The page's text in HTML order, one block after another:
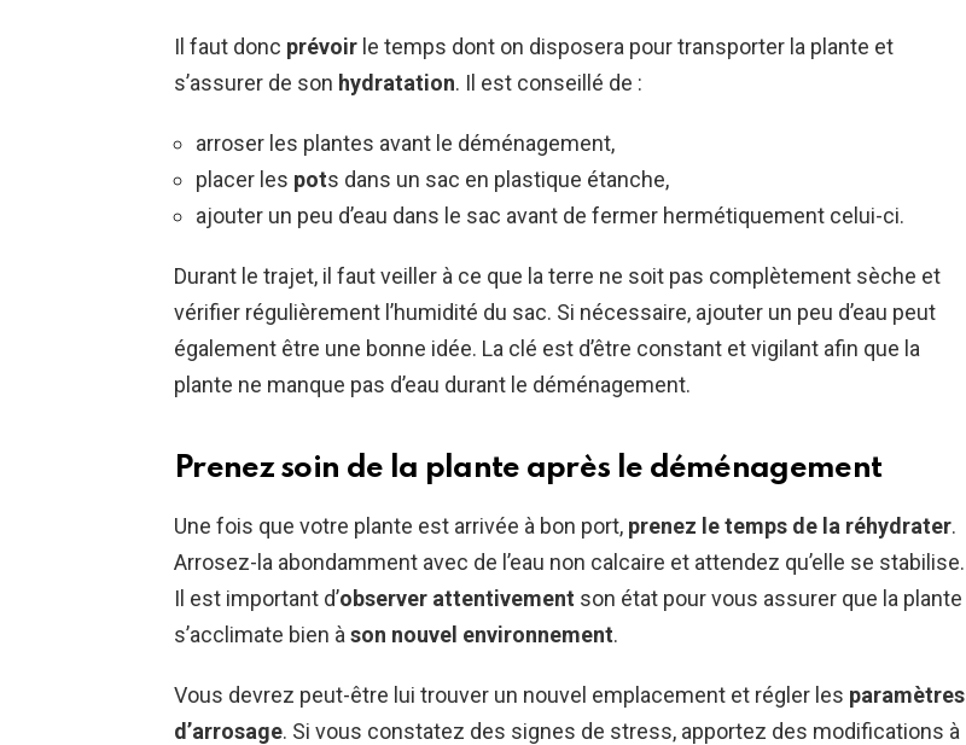
Il faut donc prévoir le temps dont on disposera pour transporter la plante et
s’assurer de son hydratation. Il est conseillé de :
arroser les plantes avant le déménagement,
placer les pots dans un sac en plastique étanche,
ajouter un peu d’eau dans le sac avant de fermer hermétiquement celui-ci.
Durant le trajet, il faut veiller à ce que la terre ne soit pas complètement sèche et
vérifier régulièrement l’humidité du sac. Si nécessaire, ajouter un peu d’eau peut
également être une bonne idée. La clé est d’être constant et vigilant afin que la
plante ne manque pas d’eau durant le déménagement.
Prenez soin de la plante après le déménagement
Une fois que votre plante est arrivée à bon port, prenez le temps de la réhydrater.
Arrosez-la abondamment avec de l’eau non calcaire et attendez qu’elle se stabilise.
Il est important d’observer attentivement son état pour vous assurer que la plante
s’acclimate bien à son nouvel environnement.
Vous devrez peut-être lui trouver un nouvel emplacement et régler les paramètres
d’arrosage. Si vous constatez des signes de stress, apportez des modifications à